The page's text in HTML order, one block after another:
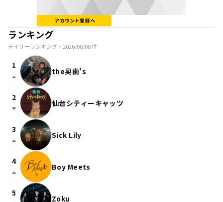
ランキング
デイリーランキング・ 2026/08/08付
1
arrow_drop_up the奥歯's
2
arrow_drop_down 仙台シティーキャッツ
3
arrow_drop_up Sick Lily
4
arrow_drop_up Boy Meets
5
Zoku